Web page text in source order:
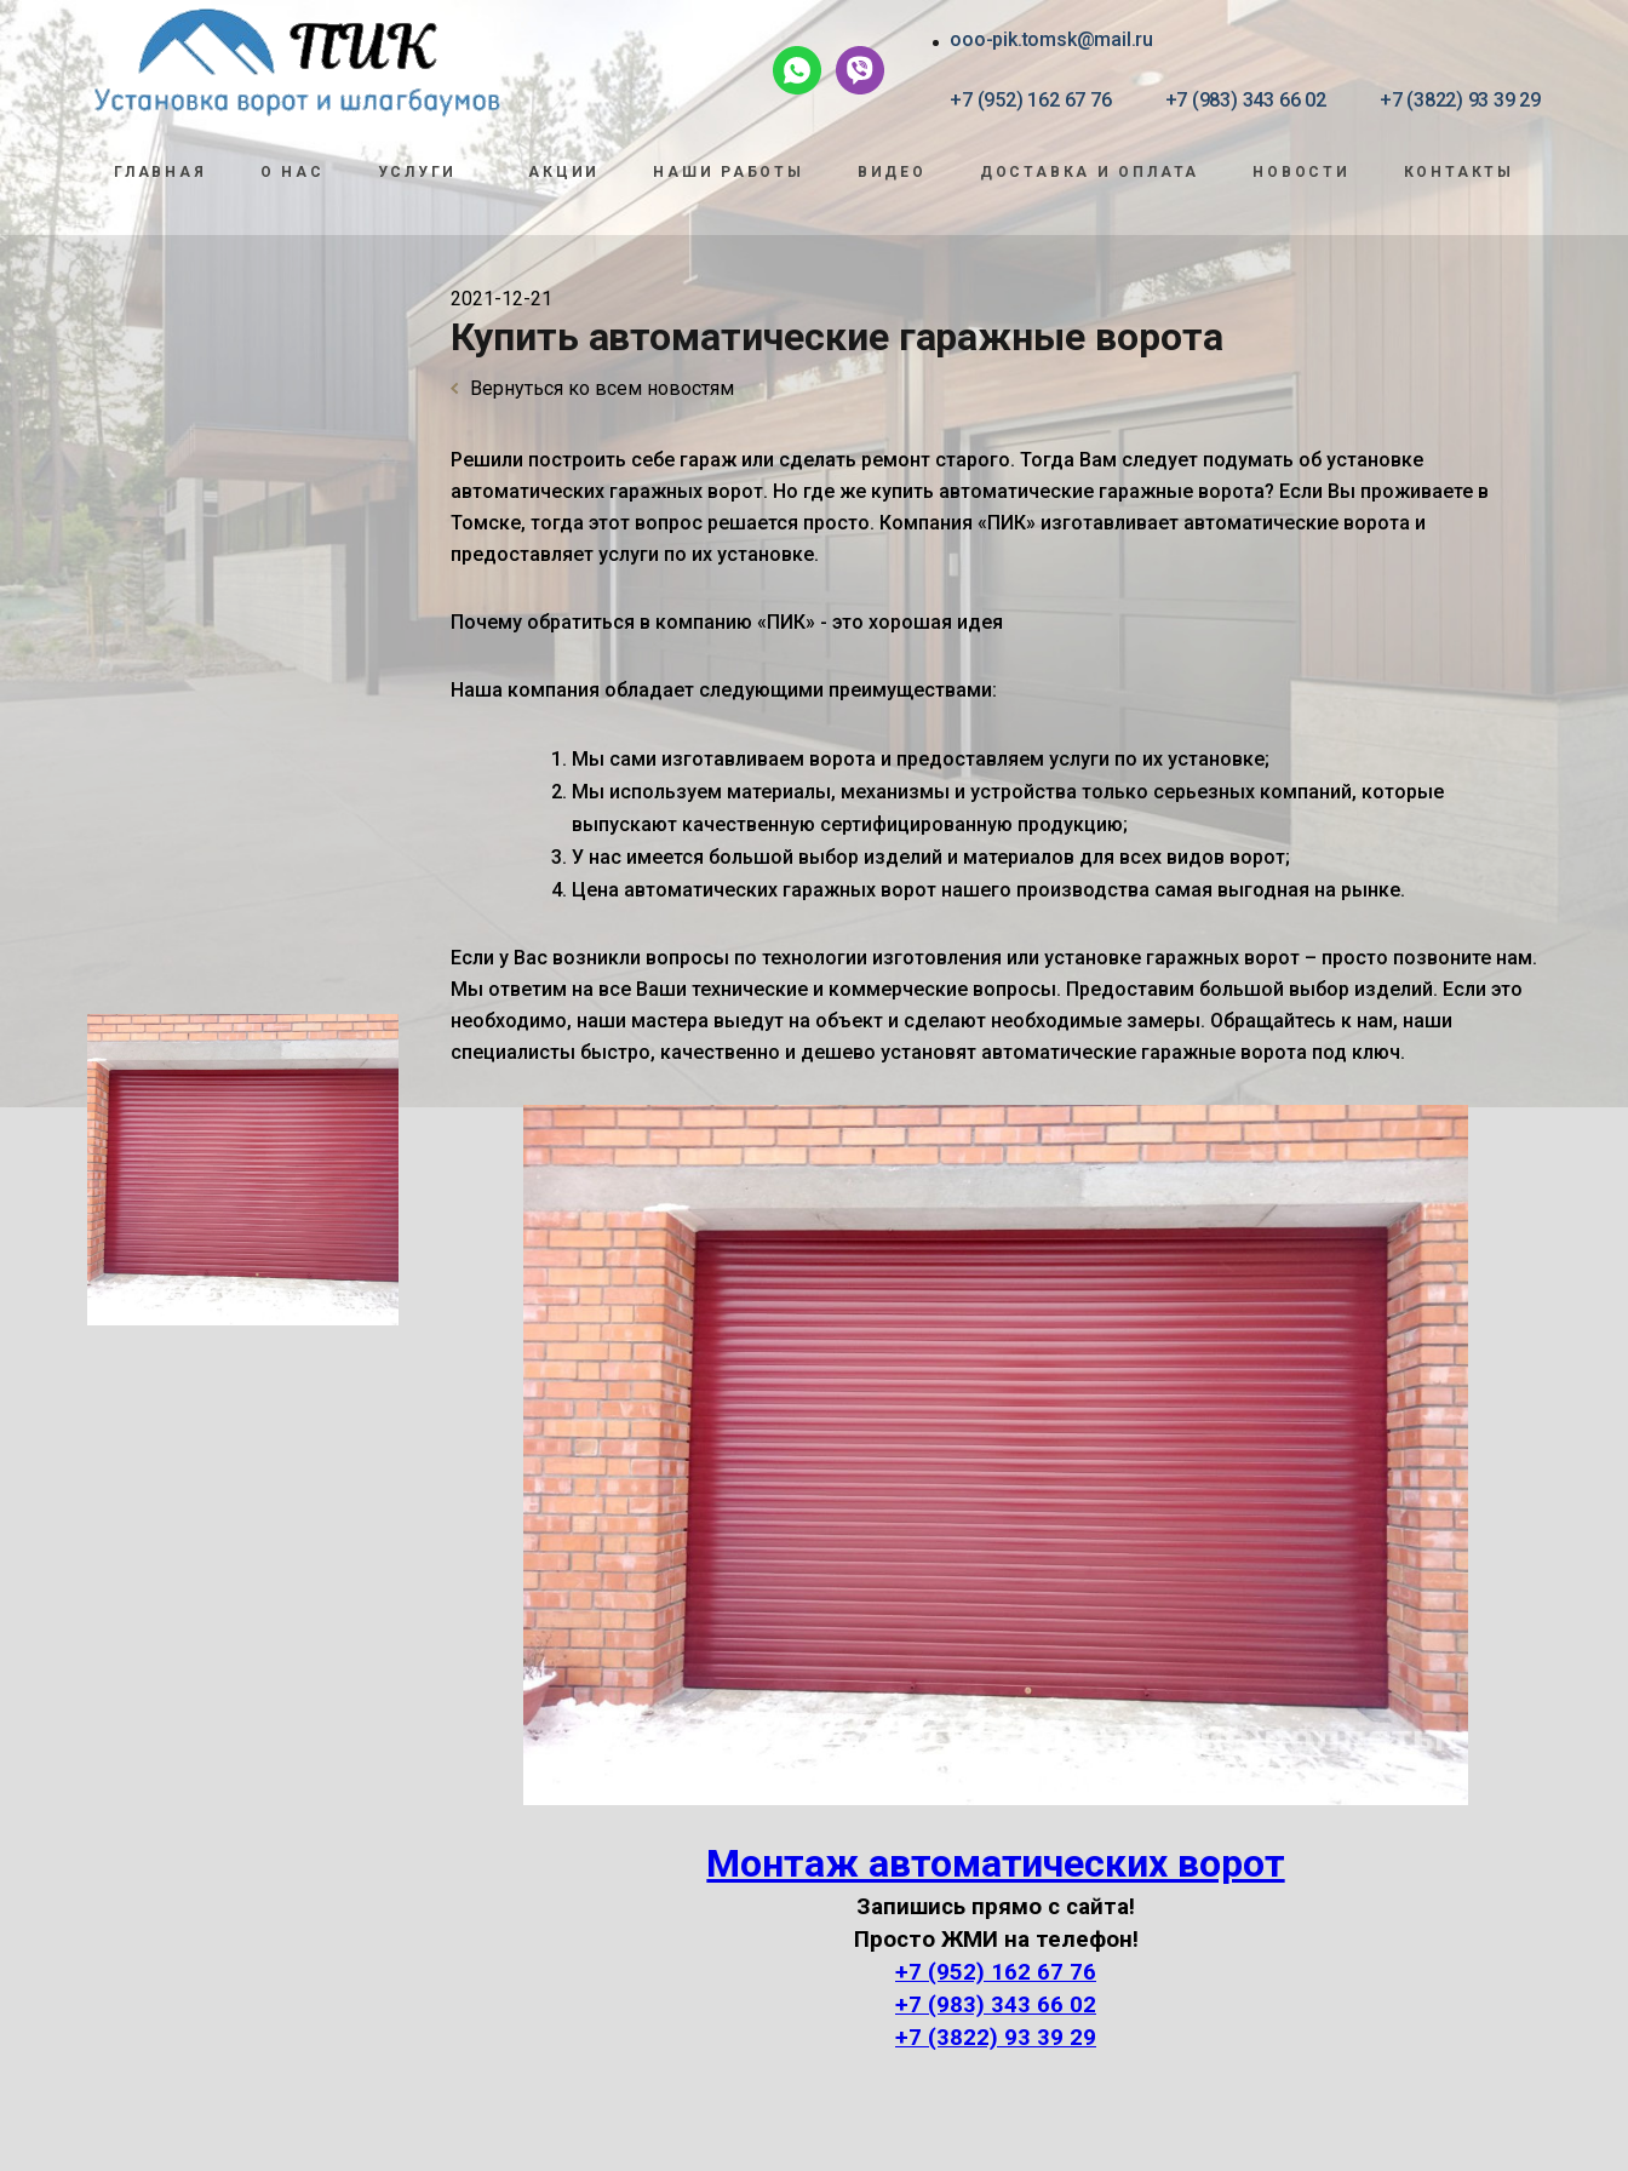
ooo-pik.tomsk@mail.ru
+7 (952) 162 67 76 +7 (983) 343 66 02 +7 (3822) 93 39 29
ГЛАВНАЯ О НАС УСЛУГИ АКЦИИ НАШИ РАБОТЫ ВИДЕО ДОСТАВКА И ОПЛАТА НОВОСТИ КОНТАКТЫ
2021-12-21
Купить автоматические гаражные ворота
Вернуться ко всем новостям
Решили построить себе гараж или сделать ремонт старого. Тогда Вам следует подумать об установке
автоматических гаражных ворот. Но где же купить автоматические гаражные ворота? Если Вы проживаете в
Томске, тогда этот вопрос решается просто. Компания «ПИК» изготавливает автоматические ворота и
предоставляет услуги по их установке.
Почему обратиться в компанию «ПИК» - это хорошая идея
Наша компания обладает следующими преимуществами:
Мы сами изготавливаем ворота и предоставляем услуги по их установке;
Мы используем материалы, механизмы и устройства только серьезных компаний, которые
выпускают качественную сертифицированную продукцию;
У нас имеется большой выбор изделий и материалов для всех видов ворот;
Цена автоматических гаражных ворот нашего производства самая выгодная на рынке.
Если у Вас возникли вопросы по технологии изготовления или установке гаражных ворот – просто позвоните нам.
Мы ответим на все Ваши технические и коммерческие вопросы. Предоставим большой выбор изделий. Если это
необходимо, наши мастера выедут на объект и сделают необходимые замеры. Обращайтесь к нам, наши
специалисты быстро, качественно и дешево установят автоматические гаражные ворота под ключ.
Монтаж автоматических ворот
Запишись прямо с сайта!
Просто ЖМИ на телефон!
+7 (952) 162 67 76
+7 (983) 343 66 02
+7 (3822) 93 39 29